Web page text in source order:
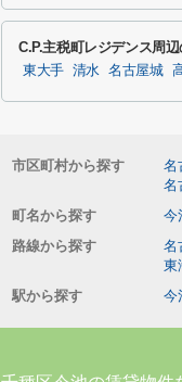
C.P.主税町レジデンス周
東大手 清水 名古屋城
市区町村から探す 名
名
町名から探す
今
路線から探す
名
東
駅から探す
今